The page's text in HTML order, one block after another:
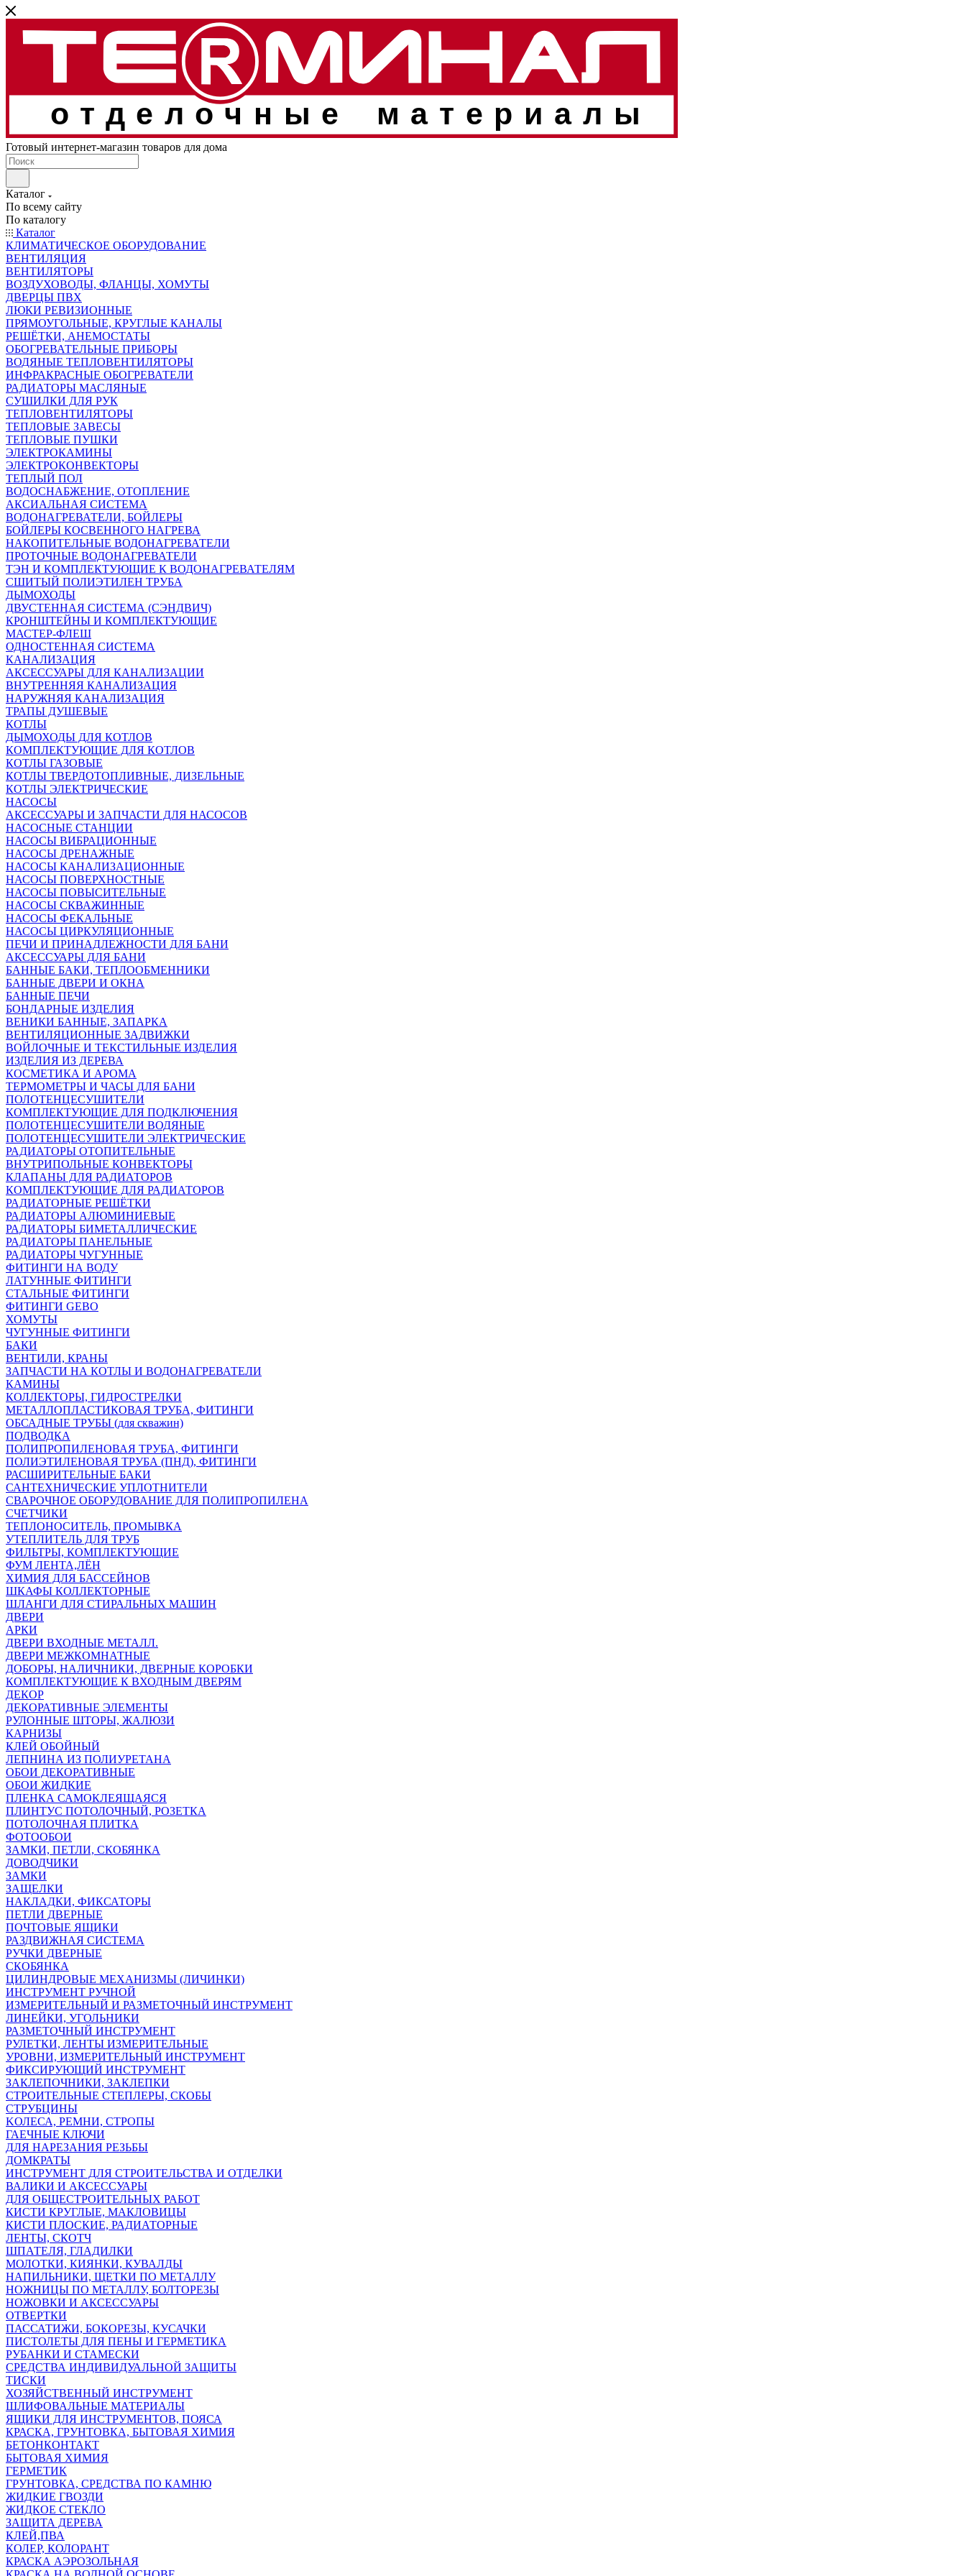
отделочные материалы
Готовый интернет-магазин товаров для дома
Каталог
По всему сайту
По каталогу
Каталог
КЛИМАТИЧЕСКОЕ ОБОРУДОВАНИЕ
ВЕНТИЛЯЦИЯ
ВЕНТИЛЯТОРЫ
ВОЗДУХОВОДЫ, ФЛАНЦЫ, ХОМУТЫ
ДВЕРЦЫ ПВХ
ЛЮКИ РЕВИЗИОННЫЕ
ПРЯМОУГОЛЬНЫЕ, КРУГЛЫЕ КАНАЛЫ
РЕШЁТКИ, АНЕМОСТАТЫ
ОБОГРЕВАТЕЛЬНЫЕ ПРИБОРЫ
ВОДЯНЫЕ ТЕПЛОВЕНТИЛЯТОРЫ
ИНФРАКРАСНЫЕ ОБОГРЕВАТЕЛИ
РАДИАТОРЫ МАСЛЯНЫЕ
СУШИЛКИ ДЛЯ РУК
ТЕПЛОВЕНТИЛЯТОРЫ
ТЕПЛОВЫЕ ЗАВЕСЫ
ТЕПЛОВЫЕ ПУШКИ
ЭЛЕКТРОКАМИНЫ
ЭЛЕКТРОКОНВЕКТОРЫ
ТЕПЛЫЙ ПОЛ
ВОДОСНАБЖЕНИЕ, ОТОПЛЕНИЕ
АКСИАЛЬНАЯ СИСТЕМА
ВОДОНАГРЕВАТЕЛИ, БОЙЛЕРЫ
БОЙЛЕРЫ КОСВЕННОГО НАГРЕВА
НАКОПИТЕЛЬНЫЕ ВОДОНАГРЕВАТЕЛИ
ПРОТОЧНЫЕ ВОДОНАГРЕВАТЕЛИ
ТЭН И КОМПЛЕКТУЮЩИЕ К ВОДОНАГРЕВАТЕЛЯМ
СШИТЫЙ ПОЛИЭТИЛЕН ТРУБА
ДЫМОХОДЫ
ДВУСТЕННАЯ СИСТЕМА (СЭНДВИЧ)
КРОНШТЕЙНЫ И КОМПЛЕКТУЮЩИЕ
МАСТЕР-ФЛЕШ
ОДНОСТЕННАЯ СИСТЕМА
КАНАЛИЗАЦИЯ
АКСЕССУАРЫ ДЛЯ КАНАЛИЗАЦИИ
ВНУТРЕННЯЯ КАНАЛИЗАЦИЯ
НАРУЖНЯЯ КАНАЛИЗАЦИЯ
ТРАПЫ ДУШЕВЫЕ
КОТЛЫ
ДЫМОХОДЫ ДЛЯ КОТЛОВ
КОМПЛЕКТУЮЩИЕ ДЛЯ КОТЛОВ
КОТЛЫ ГАЗОВЫЕ
КОТЛЫ ТВЕРДОТОПЛИВНЫЕ, ДИЗЕЛЬНЫЕ
КОТЛЫ ЭЛЕКТРИЧЕСКИЕ
НАСОСЫ
АКСЕССУАРЫ И ЗАПЧАСТИ ДЛЯ НАСОСОВ
НАСОСНЫЕ СТАНЦИИ
НАСОСЫ ВИБРАЦИОННЫЕ
НАСОСЫ ДРЕНАЖНЫЕ
НАСОСЫ КАНАЛИЗАЦИОННЫЕ
НАСОСЫ ПОВЕРХНОСТНЫЕ
НАСОСЫ ПОВЫСИТЕЛЬНЫЕ
НАСОСЫ СКВАЖИННЫЕ
НАСОСЫ ФЕКАЛЬНЫЕ
НАСОСЫ ЦИРКУЛЯЦИОННЫЕ
ПЕЧИ И ПРИНАДЛЕЖНОСТИ ДЛЯ БАНИ
АКСЕССУАРЫ ДЛЯ БАНИ
БАННЫЕ БАКИ, ТЕПЛООБМЕННИКИ
БАННЫЕ ДВЕРИ И ОКНА
БАННЫЕ ПЕЧИ
БОНДАРНЫЕ ИЗДЕЛИЯ
ВЕНИКИ БАННЫЕ, ЗАПАРКА
ВЕНТИЛЯЦИОННЫЕ ЗАДВИЖКИ
ВОЙЛОЧНЫЕ И ТЕКСТИЛЬНЫЕ ИЗДЕЛИЯ
ИЗДЕЛИЯ ИЗ ДЕРЕВА
КОСМЕТИКА И АРОМА
ТЕРМОМЕТРЫ И ЧАСЫ ДЛЯ БАНИ
ПОЛОТЕНЦЕСУШИТЕЛИ
КОМПЛЕКТУЮЩИЕ ДЛЯ ПОДКЛЮЧЕНИЯ
ПОЛОТЕНЦЕСУШИТЕЛИ ВОДЯНЫЕ
ПОЛОТЕНЦЕСУШИТЕЛИ ЭЛЕКТРИЧЕСКИЕ
РАДИАТОРЫ ОТОПИТЕЛЬНЫЕ
ВНУТРИПОЛЬНЫЕ КОНВЕКТОРЫ
КЛАПАНЫ ДЛЯ РАДИАТОРОВ
КОМПЛЕКТУЮЩИЕ ДЛЯ РАДИАТОРОВ
РАДИАТОРНЫЕ РЕШЁТКИ
РАДИАТОРЫ АЛЮМИНИЕВЫЕ
РАДИАТОРЫ БИМЕТАЛЛИЧЕСКИЕ
РАДИАТОРЫ ПАНЕЛЬНЫЕ
РАДИАТОРЫ ЧУГУННЫЕ
ФИТИНГИ НА ВОДУ
ЛАТУННЫЕ ФИТИНГИ
СТАЛЬНЫЕ ФИТИНГИ
ФИТИНГИ GEBO
ХОМУТЫ
ЧУГУННЫЕ ФИТИНГИ
БАКИ
ВЕНТИЛИ, КРАНЫ
ЗАПЧАСТИ НА КОТЛЫ И ВОДОНАГРЕВАТЕЛИ
КАМИНЫ
КОЛЛЕКТОРЫ, ГИДРОСТРЕЛКИ
МЕТАЛЛОПЛАСТИКОВАЯ ТРУБА, ФИТИНГИ
ОБСАДНЫЕ ТРУБЫ (для скважин)
ПОДВОДКА
ПОЛИПРОПИЛЕНОВАЯ ТРУБА, ФИТИНГИ
ПОЛИЭТИЛЕНОВАЯ ТРУБА (ПНД), ФИТИНГИ
РАСШИРИТЕЛЬНЫЕ БАКИ
САНТЕХНИЧЕСКИЕ УПЛОТНИТЕЛИ
СВАРОЧНОЕ ОБОРУДОВАНИЕ ДЛЯ ПОЛИПРОПИЛЕНА
СЧЕТЧИКИ
ТЕПЛОНОСИТЕЛЬ, ПРОМЫВКА
УТЕПЛИТЕЛЬ ДЛЯ ТРУБ
ФИЛЬТРЫ, КОМПЛЕКТУЮЩИЕ
ФУМ ЛЕНТА,ЛЁН
ХИМИЯ ДЛЯ БАССЕЙНОВ
ШКАФЫ КОЛЛЕКТОРНЫЕ
ШЛАНГИ ДЛЯ СТИРАЛЬНЫХ МАШИН
ДВЕРИ
АРКИ
ДВЕРИ ВХОДНЫЕ МЕТАЛЛ.
ДВЕРИ МЕЖКОМНАТНЫЕ
ДОБОРЫ, НАЛИЧНИКИ, ДВЕРНЫЕ КОРОБКИ
КОМПЛЕКТУЮЩИЕ К ВХОДНЫМ ДВЕРЯМ
ДЕКОР
ДЕКОРАТИВНЫЕ ЭЛЕМЕНТЫ
РУЛОННЫЕ ШТОРЫ, ЖАЛЮЗИ
КАРНИЗЫ
КЛЕЙ ОБОЙНЫЙ
ЛЕПНИНА ИЗ ПОЛИУРЕТАНА
ОБОИ ДЕКОРАТИВНЫЕ
ОБОИ ЖИДКИЕ
ПЛЕНКА САМОКЛЕЯЩАЯСЯ
ПЛИНТУС ПОТОЛОЧНЫЙ, РОЗЕТКА
ПОТОЛОЧНАЯ ПЛИТКА
ФОТООБОИ
ЗАМКИ, ПЕТЛИ, СКОБЯНКА
ДОВОДЧИКИ
ЗАМКИ
ЗАЩЕЛКИ
НАКЛАДКИ, ФИКСАТОРЫ
ПЕТЛИ ДВЕРНЫЕ
ПОЧТОВЫЕ ЯЩИКИ
РАЗДВИЖНАЯ СИСТЕМА
РУЧКИ ДВЕРНЫЕ
СКОБЯНКА
ЦИЛИНДРОВЫЕ МЕХАНИЗМЫ (ЛИЧИНКИ)
ИНСТРУМЕНТ РУЧНОЙ
ИЗМЕРИТЕЛЬНЫЙ И РАЗМЕТОЧНЫЙ ИНСТРУМЕНТ
ЛИНЕЙКИ, УГОЛЬНИКИ
РАЗМЕТОЧНЫЙ ИНСТРУМЕНТ
РУЛЕТКИ, ЛЕНТЫ ИЗМЕРИТЕЛЬНЫЕ
УРОВНИ, ИЗМЕРИТЕЛЬНЫЙ ИНСТРУМЕНТ
ФИКСИРУЮЩИЙ ИНСТРУМЕНТ
ЗАКЛЕПОЧНИКИ, ЗАКЛЕПКИ
СТРОИТЕЛЬНЫЕ СТЕПЛЕРЫ, СКОБЫ
СТРУБЦИНЫ
KОЛЕСА, РЕМНИ, СТРОПЫ
ГАЕЧНЫЕ КЛЮЧИ
ДЛЯ НАРЕЗАНИЯ РЕЗЬБЫ
ДОМКРАТЫ
ИНСТРУМЕНТ ДЛЯ СТРОИТЕЛЬСТВА И ОТДЕЛКИ
ВАЛИКИ И АКСЕССУАРЫ
ДЛЯ ОБЩЕСТРОИТЕЛЬНЫХ РАБОТ
КИСТИ КРУГЛЫЕ, МАКЛОВИЦЫ
КИСТИ ПЛОСКИЕ, РАДИАТОРНЫЕ
ЛЕНТЫ, СКОТЧ
ШПАТЕЛЯ, ГЛАДИЛКИ
МОЛОТКИ, КИЯНКИ, КУВАЛДЫ
НАПИЛЬНИКИ, ЩЕТКИ ПО МЕТАЛЛУ
НОЖНИЦЫ ПО МЕТАЛЛУ, БОЛТОРЕЗЫ
НОЖОВКИ И АКСЕССУАРЫ
ОТВЕРТКИ
ПАССАТИЖИ, БОКОРЕЗЫ, КУСАЧКИ
ПИСТОЛЕТЫ ДЛЯ ПЕНЫ И ГЕРМЕТИКА
РУБАНКИ И СТАМЕСКИ
СРЕДСТВА ИНДИВИДУАЛЬНОЙ ЗАЩИТЫ
ТИСКИ
ХОЗЯЙСТВЕННЫЙ ИНСТРУМЕНТ
ШЛИФОВАЛЬНЫЕ МАТЕРИАЛЫ
ЯЩИКИ ДЛЯ ИНСТРУМЕНТОВ, ПОЯСА
КРАСКА, ГРУНТОВКА, БЫТОВАЯ ХИМИЯ
БЕТОНКОНТАКТ
БЫТОВАЯ ХИМИЯ
ГЕРМЕТИК
ГРУНТОВКА, СРЕДСТВА ПО КАМНЮ
ЖИДКИЕ ГВОЗДИ
ЖИДКОЕ СТЕКЛО
ЗАЩИТА ДЕРЕВА
КЛЕЙ,ПВА
КОЛЕР, КОЛОРАНТ
КРАСКА АЭРОЗОЛЬНАЯ